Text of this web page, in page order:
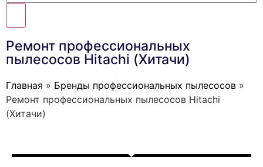
Ремонт профессиональных
пылесосов Hitachi (Хитачи)
Главная » Бренды профессиональных пылесосов »
Ремонт профессиональных пылесосов Hitachi
(Хитачи)